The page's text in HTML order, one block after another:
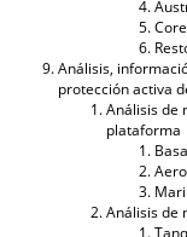
Análisis,
protección activa
Análisis de
plataforma
Análisis de